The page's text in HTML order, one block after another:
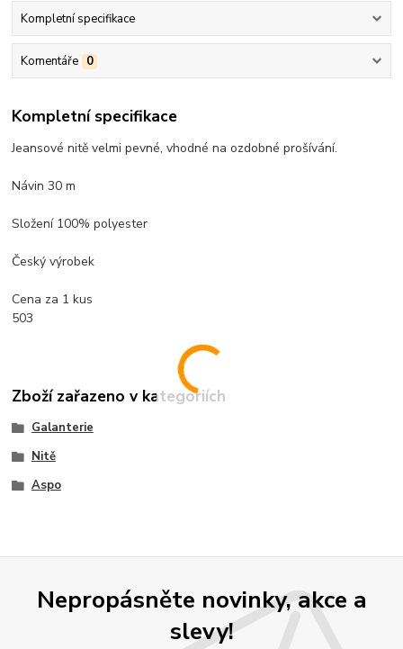
Kompletní specifikace
Komentáře 0
Kompletní specifikace
Jeansové nitě velmi pevné, vhodné na ozdobné prošívání.
Návin 30 m
Složení 100% polyester
Český výrobek
Cena za 1 kus
503
Zboží zařazeno v kategoriích
Galanterie
Nitě
Aspo
Nepropásněte novinky, akce a
slevy!